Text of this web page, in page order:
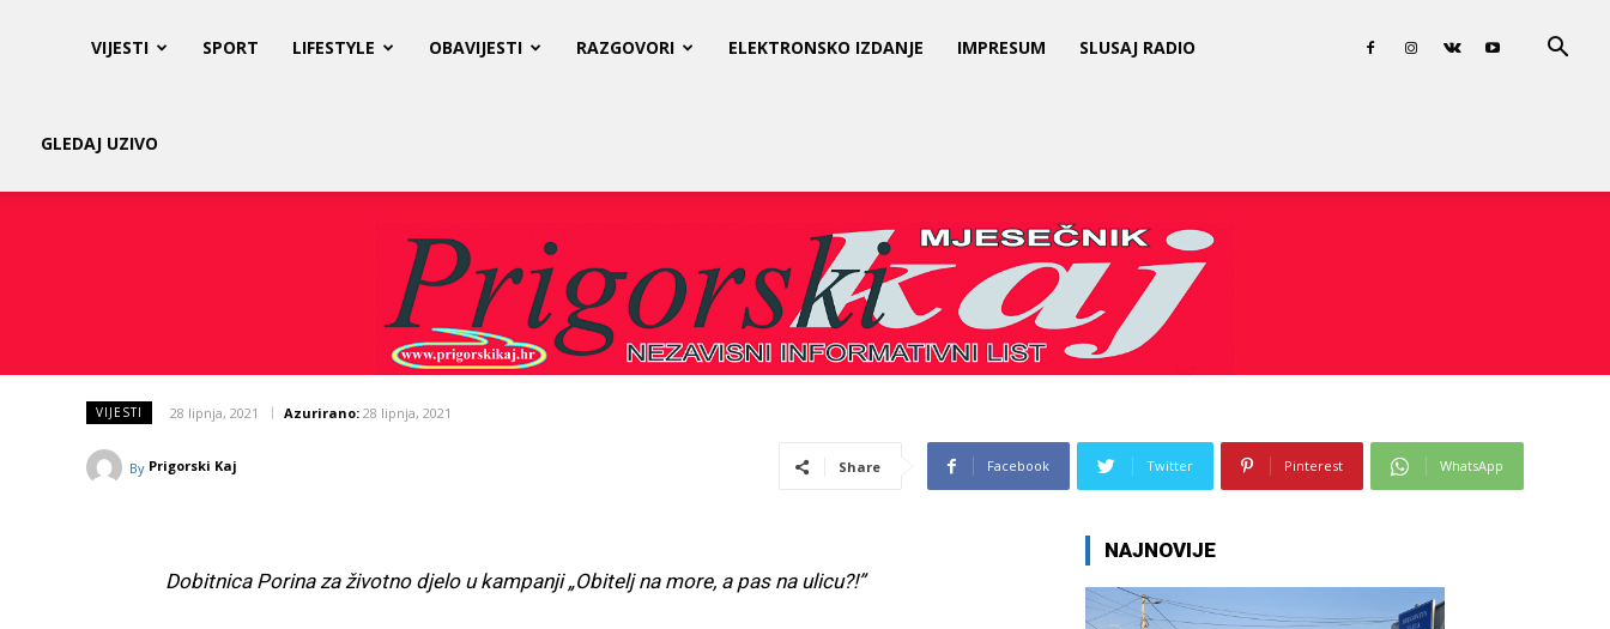
Kaj
VIJESTI SPORT LIFESTYLE OBAVIJESTI RAZGOVORI ELEKTRONSKO IZDANJE IMPRESUM SLUSAJ RADIO
GLEDAJ UZIVO
VIJESTI 28 lipnja, 2021 Azurirano: 28 lipnja, 2021
By Prigorski Kaj Share Facebook Twitter Pinterest WhatsApp
Dobitnica Porina za životno djelo u kampanji„Obitelj na more, a pas na ulicu?!”
NAJNOVIJE